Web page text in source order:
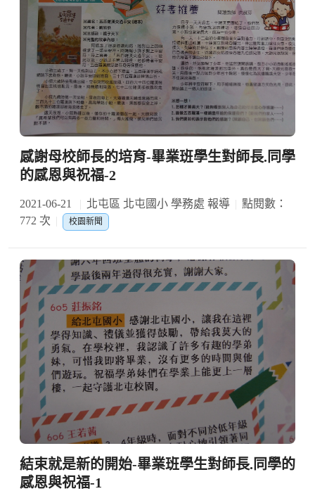
感謝母校師長的培育-畢業班學生對師長.同學
的感恩與祝福-2
2021-06-21 北屯區 北屯國小 學務處 報導
點閱數：
772 次
校園新聞
結束就是新的開始-畢業班學生對師長.同學的
感恩與祝福-1